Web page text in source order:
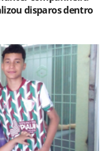
disparos dentro